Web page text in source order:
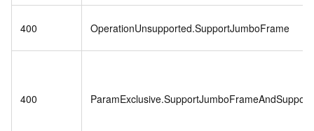
400 OperationUnsupported.SupportJumboFrame
400